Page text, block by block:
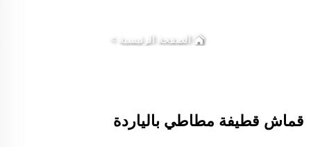
الصفحة الرئيسية >
قماش قطيفة مطاطي بالياردة